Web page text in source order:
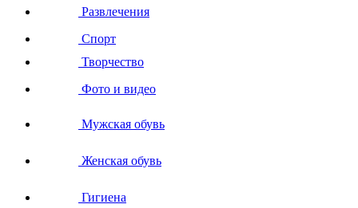
Развлечения
Спорт
Творчество
Фото и видео
Мужская обувь
Женская обувь
Гигиена